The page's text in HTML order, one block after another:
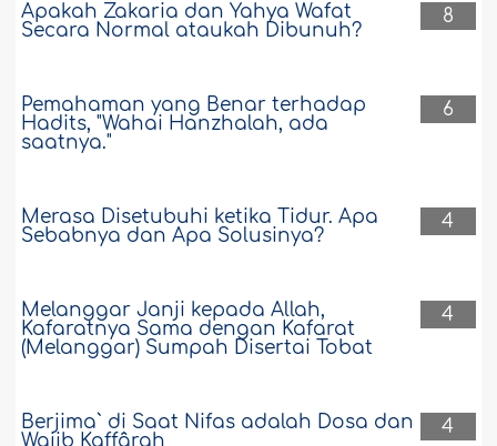
8
Apakah Zakaria dan Yahya Wafat
Secara Normal ataukah Dibunuh?
6
Pemahaman yang Benar terhadap
Hadits, "Wahai Hanzhalah, ada
saatnya."
4
Merasa Disetubuhi ketika Tidur. Apa
Sebabnya dan Apa Solusinya?
4
Melanggar Janji kepada Allah,
Kafaratnya Sama dengan Kafarat
(Melanggar) Sumpah Disertai Tobat
4
Berjima` di Saat Nifas adalah Dosa dan
Wajib Kaffârah